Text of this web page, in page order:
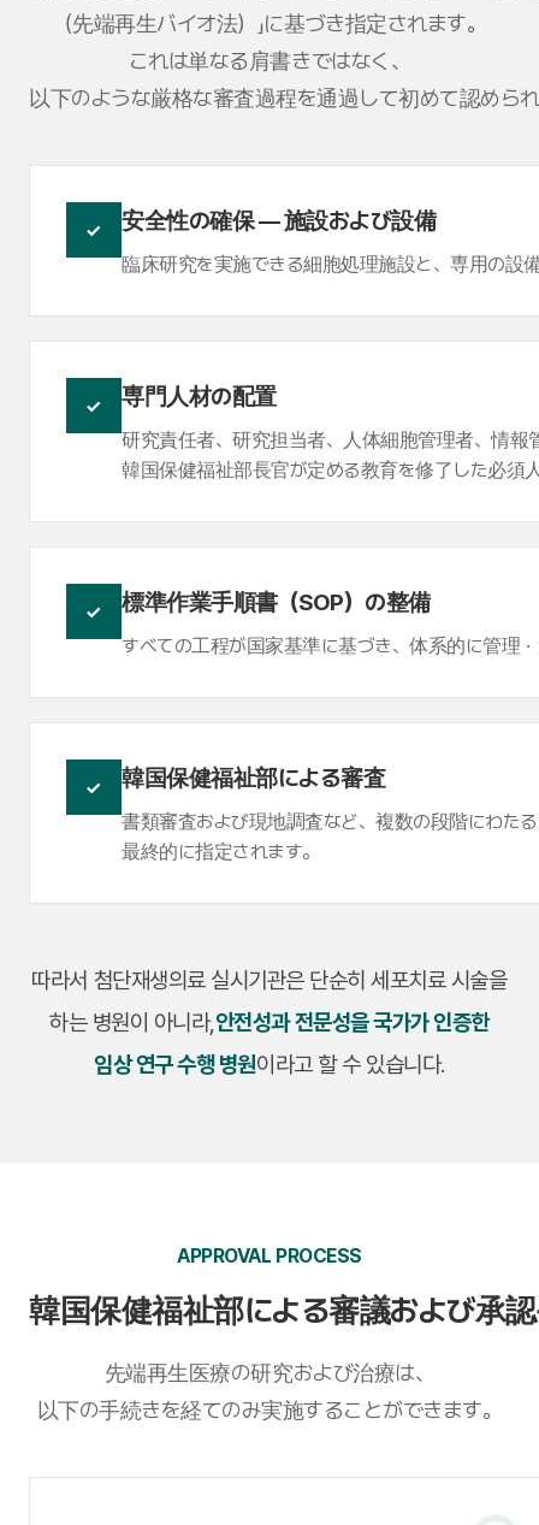
（先端再生バイオ法）」に基づき指定されます。
これは単なる肩書きではなく、
以下のような厳格な審査過程を通過して初めて認めら
✓ 安全性の確保 — 施設および設備
臨床研究を実施できる細胞処理施設と、専用の設
✓ 専門人材の配置
研究責任者、研究担当者、人体細胞管理者、情報
韓国保健福祉部長官が定める教育を修了した必須
✓ 標準作業手順書（SOP）の整備
すべての工程が国家基準に基づき、体系的に管理
✓ 韓国保健福祉部による審査
書類審査および現地調査など、複数の段階にわた
最終的に指定されます。
따라서 첨단재생의료 실시기관은 단순히 세포치료 시술을
하는 병원이 아니라,안전성과 전문성을 국가가 인증한
임상 연구 수행 병원이라고 할 수 있습니다.
APPROVAL PROCESS
韓国保健福祉部による審議および承
先端再生医療の研究および治療は、
以下の手続きを経てのみ実施することができます。